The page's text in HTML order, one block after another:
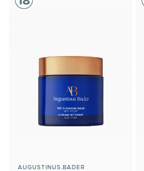
AUGUSTINUS.BADER